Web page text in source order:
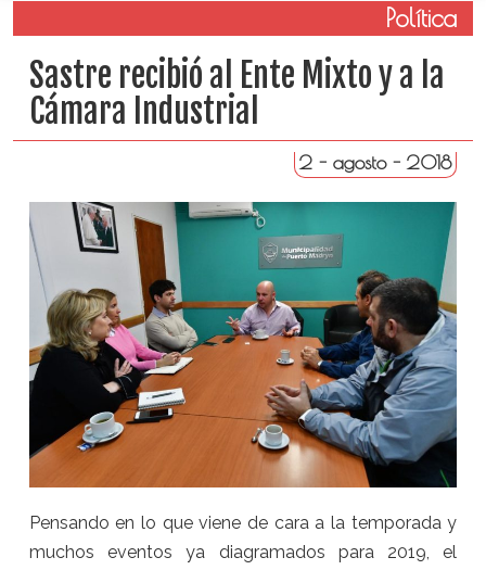
Política
Sastre recibió al Ente Mixto y a la
Cámara Industrial
2 - agosto - 2018
Pensando en lo que viene de cara a la temporada y
muchos eventos ya diagramados para 2019, el